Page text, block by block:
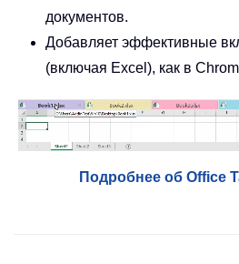
документов.
Добавляет эффективные
(включая Excel), как в
Подробнее об Office